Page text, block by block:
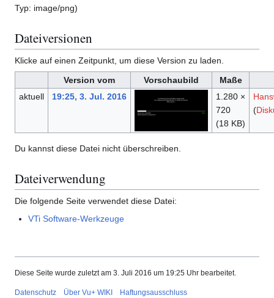
Typ: image/png)
Dateiversionen
Klicke auf einen Zeitpunkt, um diese Version zu laden.
Version vom
Vorschaubild
Maße
aktuell
19:25, 3. Jul. 2016
1.280 ×
720
(18 KB)
(
Du kannst diese Datei nicht überschreiben.
Dateiverwendung
Die folgende Seite verwendet diese Datei:
VTi Software-Werkzeuge
Diese Seite wurde zuletzt am 3. Juli 2016 um 19:25 Uhr bearbeitet.
Datenschutz Über Vu+ WIKI Haftungsausschluss